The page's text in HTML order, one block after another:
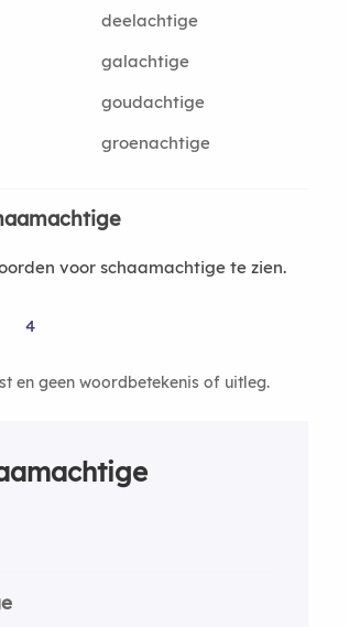
deelachtige
galachtige
goudachtige
groenachtige
voor schaamachtige te zien.
4
en geen woordbetekenis of uitleg.